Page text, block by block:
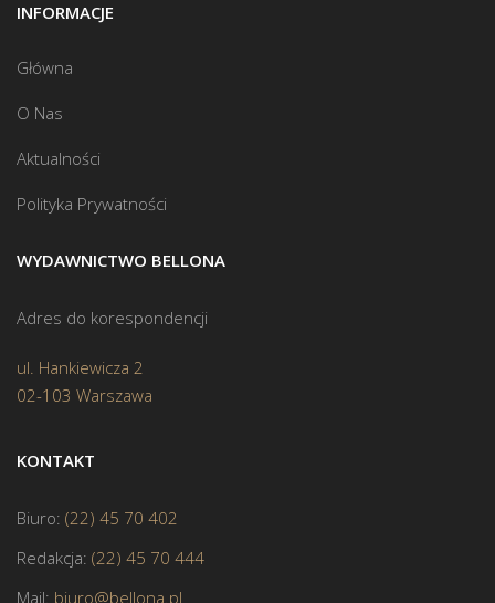
INFORMACJE
Główna
O Nas
Aktualności
Polityka Prywatności
WYDAWNICTWO BELLONA
Adres do korespondencji
ul. Hankiewicza 2
02-103 Warszawa
KONTAKT
Biuro: (22) 45 70 402
Redakcja: (22) 45 70 444
Mail: biuro@bellona.pl